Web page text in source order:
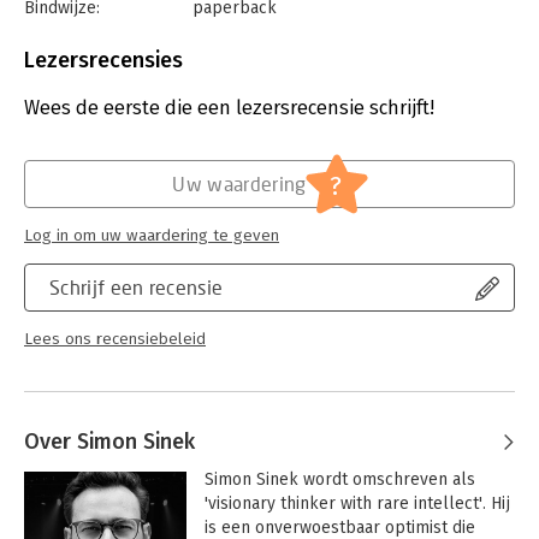
Bindwijze:
paperback
Uitgever:
Verschijningsdatum:
2-6-2025
Lezersrecensies
Wees de eerste die een lezersrecensie schrijft!
Schrijf een recensie
Lees ons recensiebeleid
Uw waardering ?
Log in om uw waardering te geven
Over Simon Sinek
Simon Sinek wordt omschreven als
'visionary thinker with rare intellect'. Hij
is een onverwoestbaar optimist die